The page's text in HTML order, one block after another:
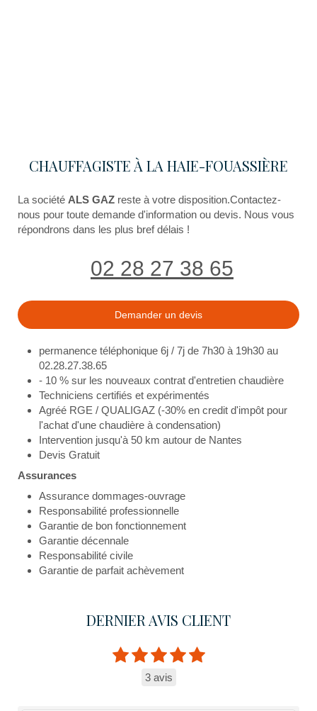
CHAUFFAGISTE À LA HAIE-FOUASSIÈRE
La société ALS GAZ reste à votre disposition.Contactez-
nous pour toute demande d'information ou devis. Nous vous
répondrons dans les plus bref délais !
02 28 27 38 65
Demander un devis
permanence téléphonique 6j / 7j de 7h30 à 19h30 au
02.28.27.38.65
- 10 % sur les nouveaux contrat d'entretien chaudière
Techniciens certifiés et expérimentés
Agréé RGE / QUALIGAZ (-30% en credit d'impôt pour
l'achat d'une chaudière à condensation)
Intervention jusqu'à 50 km autour de Nantes
Devis Gratuit
Assurances
Assurance dommages-ouvrage
Responsabilité professionnelle
Garantie de bon fonctionnement
Garantie décennale
Responsabilité civile
Garantie de parfait achèvement
DERNIER AVIS CLIENT
3 avis